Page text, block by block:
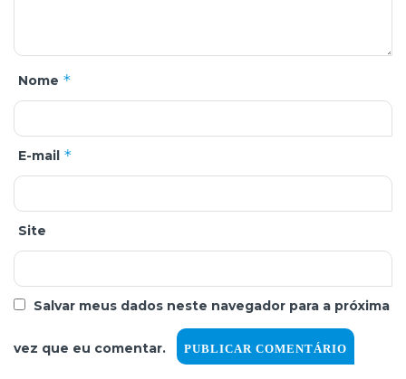
Nome *
E-mail *
Site
Salvar meus dados neste navegador para a próxima
vez que eu comentar.